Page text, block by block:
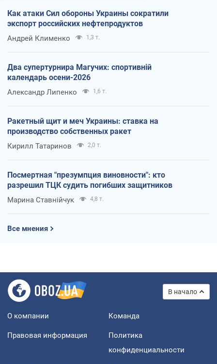
Как атаки Сил обороны Украины сократили
экспорт российских нефтепродуктов
Андрей Клименко 1,3 т.
Два супертурнира Магучих: спортивній
календарь осени-2026
Александр Липенко 1,6 т.
Ракетный щит и меч Украины: ставка на
производство собственных ракет
Кирилл Татаринов 2,0 т.
Посмертная "презумпция виновности": кто
разрешил ТЦК судить погибших защитников
Марина Ставнійчук 4,8 т.
Все мнения
В начало
О компании Команда
Правовая информация
Политика
конфиденциальности